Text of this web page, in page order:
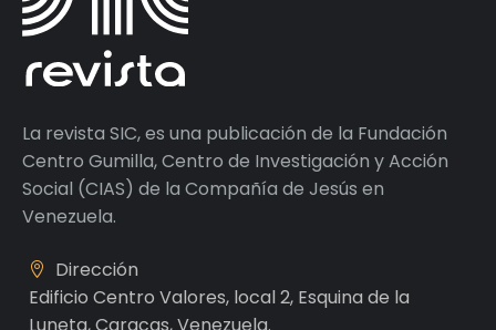
La revista SIC, es una publicación de la Fundación
Centro Gumilla, Centro de Investigación y Acción
Social (CIAS) de la Compañía de Jesús en
Venezuela.
Dirección
Edificio Centro Valores, local 2, Esquina de la
Luneta, Caracas, Venezuela.